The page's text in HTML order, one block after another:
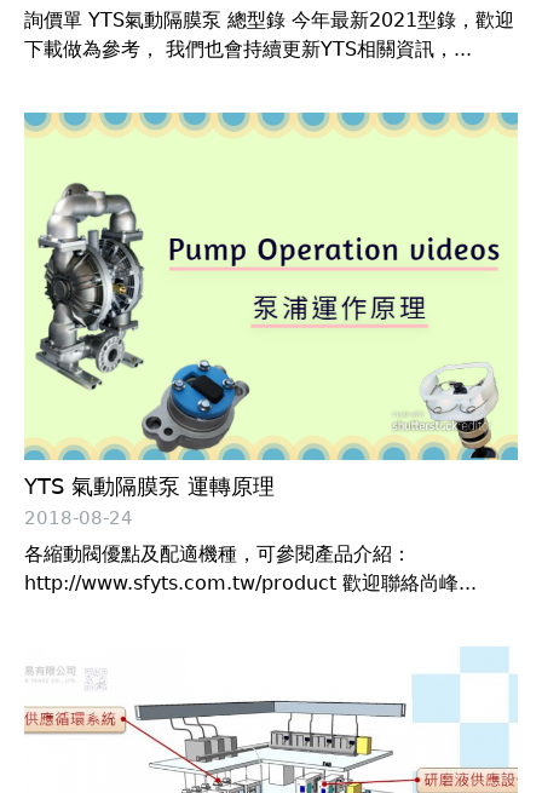
詢價單 YTS氣動隔膜泵 總型錄 今年最新2021型錄，歡迎
下載做為參考， 我們也會持續更新YTS相關資訊，...
YTS 氣動隔膜泵 運轉原理
2018-08-24
各縮動閥優點及配適機種，可參閱產品介紹：
http://www.sfyts.com.tw/product 歡迎聯絡尚峰...